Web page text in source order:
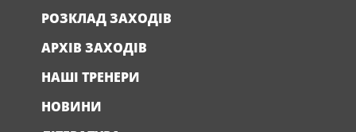
РОЗКЛАД ЗАХОДІВ
АРХІВ ЗАХОДІВ
НАШІ ТРЕНЕРИ
НОВИНИ